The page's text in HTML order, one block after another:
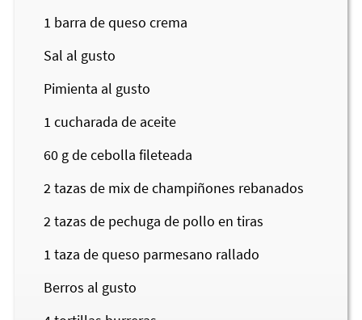
1 barra de queso crema
Sal al gusto
Pimienta al gusto
1 cucharada de aceite
60 g de cebolla fileteada
2tazas de mix de champiñones rebanados
2tazas de pechuga de pollo en tiras
1 taza de queso parmesano rallado
Berros al gusto